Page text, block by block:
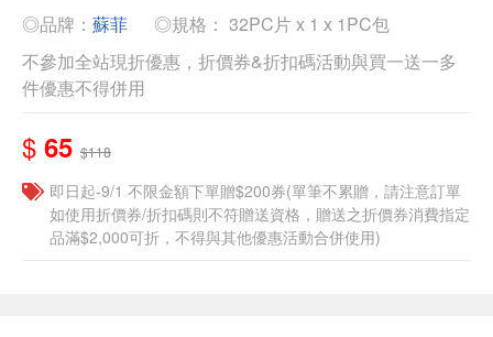
◎品牌： 蘇菲
◎規格： 32PC片 x 1 x 1PC包
不參加全站現折優惠，折價券&折扣碼活動與買一送一多
件優惠不得併用
$ 65 $118
即日起-9/1 不限金額下單贈$200券(單筆不累贈，請注意訂單
如使用折價券/折扣碼則不符贈送資格，贈送之折價券消費指定
品滿$2,000可折，不得與其他優惠活動合併使用)